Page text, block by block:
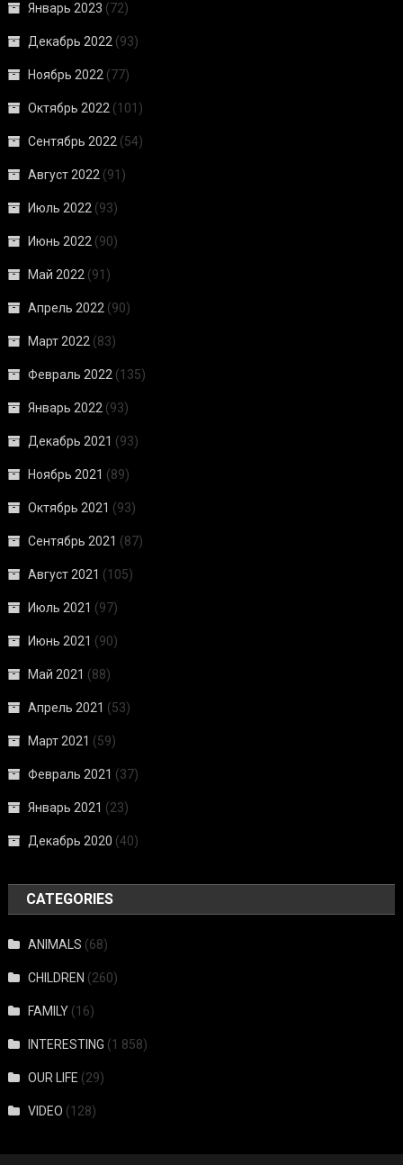
Январь 2023 (72)
Декабрь 2022 (93)
Ноябрь 2022 (77)
Октябрь 2022 (101)
Сентябрь 2022 (54)
Август 2022 (91)
Июль 2022 (93)
Июнь 2022 (90)
Май 2022 (91)
Апрель 2022 (90)
Март 2022 (83)
Февраль 2022 (135)
Январь 2022 (93)
Декабрь 2021 (93)
Ноябрь 2021 (89)
Октябрь 2021 (93)
Сентябрь 2021 (87)
Август 2021 (105)
Июль 2021 (97)
Июнь 2021 (90)
Май 2021 (88)
Апрель 2021 (53)
Март 2021 (59)
Февраль 2021 (37)
Январь 2021 (23)
Декабрь 2020 (40)
CATEGORIES
ANIMALS (68)
CHILDREN (260)
FAMILY (16)
INTERESTING (1 858)
OUR LIFE (29)
VIDEO (128)